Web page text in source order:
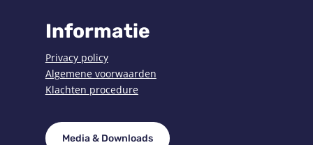
Informatie
Privacy policy
Algemene voorwaarden
Klachten procedure
Media & Downloads